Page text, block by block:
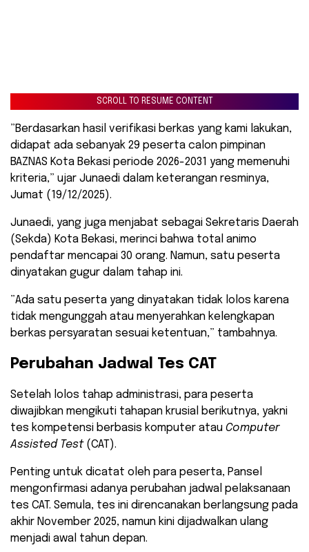
SCROLL TO RESUME CONTENT
​”Berdasarkan hasil verifikasi berkas yang kami lakukan,
didapat ada sebanyak 29 peserta calon pimpinan
BAZNAS Kota Bekasi periode 2026-2031 yang memenuhi
kriteria,” ujar Junaedi dalam keterangan resminya,
Jumat (19/12/2025).
​Junaedi, yang juga menjabat sebagai Sekretaris Daerah
(Sekda) Kota Bekasi, merinci bahwa total animo
pendaftar mencapai 30 orang. Namun, satu peserta
dinyatakan gugur dalam tahap ini.
​”Ada satu peserta yang dinyatakan tidak lolos karena
tidak mengunggah atau menyerahkan kelengkapan
berkas persyaratan sesuai ketentuan,” tambahnya.
​Perubahan Jadwal Tes CAT
​Setelah lolos tahap administrasi, para peserta
diwajibkan mengikuti tahapan krusial berikutnya, yakni
tes kompetensi berbasis komputer atau Computer
Assisted Test(CAT).
​Penting untuk dicatat oleh para peserta, Pansel
mengonfirmasi adanya perubahan jadwal pelaksanaan
tes CAT. Semula, tes ini direncanakan berlangsung pada
akhir November 2025, namun kini dijadwalkan ulang
menjadi awal tahun depan.